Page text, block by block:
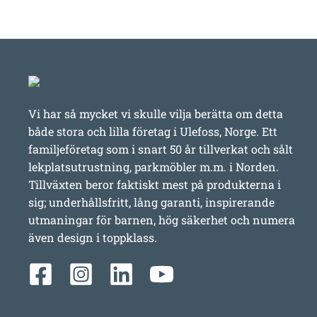
Vi har så mycket vi skulle vilja berätta om detta
både stora och lilla företag i Ulefoss, Norge. Ett
familjeföretag som i snart 50 år tillverkat och sålt
lekplatsutrustning, parkmöbler m.m. i Norden.
Tillväxten beror faktiskt mest på produkterna i
sig; underhållsfritt, lång garanti, inspirerande
utmaningar för barnen, hög säkerhet och numera
även design i toppklass.